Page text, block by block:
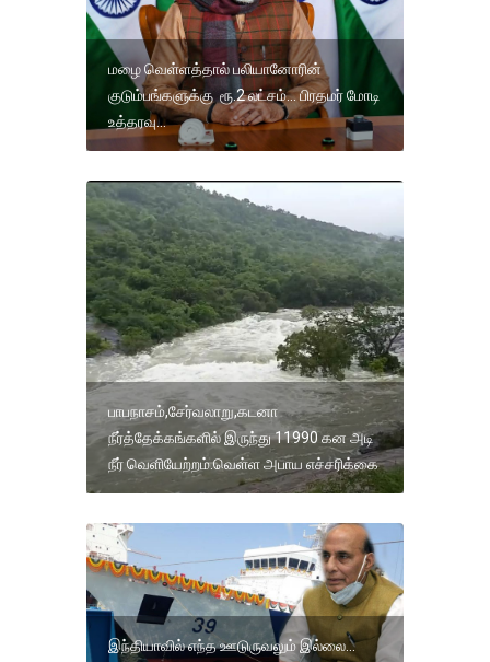
மழை வெள்ளத்தால் பலியானோரின்
குடும்பங்களுக்கு ரூ.2 லட்சம்... பிரதமர் மோடி
உத்தரவு...
பாபநாசம்,சேர்வலாறு,கடனா
நீர்த்தேக்கங்களில் இருந்து 11990 கன அடி
நீர் வெளியேற்றம்.வெள்ள அபாய எச்சரிக்கை
இந்தியாவில் எந்த ஊடுருவலும் இல்லை...